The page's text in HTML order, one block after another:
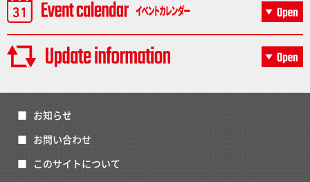
お知らせ
お問い合わせ
このサイトについて